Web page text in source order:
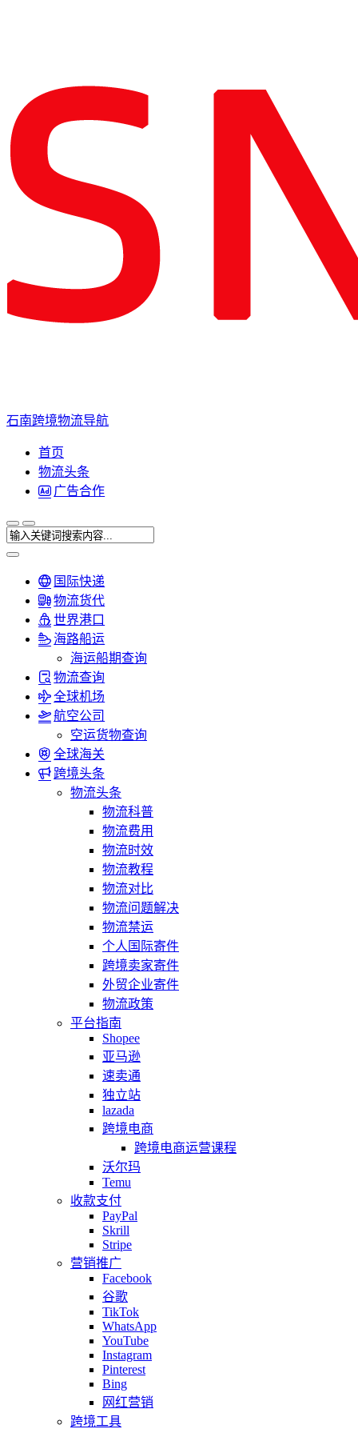
石南跨境物流导航
首页
物流头条
广告合作
国际快递
物流货代
世界港口
海路船运
海运船期查询
物流查询
全球机场
航空公司
空运货物查询
全球海关
跨境头条
物流头条
物流科普
物流费用
物流时效
物流教程
物流对比
物流问题解决
物流禁运
个人国际寄件
跨境卖家寄件
外贸企业寄件
物流政策
平台指南
Shopee
亚马逊
速卖通
独立站
lazada
跨境电商
跨境电商运营课程
沃尔玛
Temu
收款支付
PayPal
Skrill
Stripe
营销推广
Facebook
谷歌
TikTok
WhatsApp
YouTube
Instagram
Pinterest
Bing
网红营销
跨境工具